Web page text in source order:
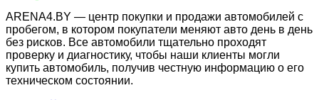
ARENA4.BY — центр покупки и продажи автомобилей с
пробегом, в котором покупатели меняют авто день в день
без рисков. Все автомобили тщательно проходят
проверку и диагностику, чтобы наши клиенты могли
купить автомобиль, получив честную информацию о его
техническом состоянии.